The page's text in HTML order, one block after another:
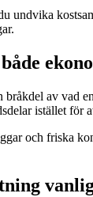
undvika
bråkdel av vad
istället för
och friska